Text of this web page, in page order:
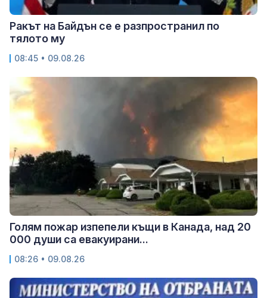
Ракът на Байдън се е разпространил по
тялото му
08:45 • 09.08.26
Голям пожар изпепели къщи в Канада, над 20
000 души са евакуирани...
08:26 • 09.08.26